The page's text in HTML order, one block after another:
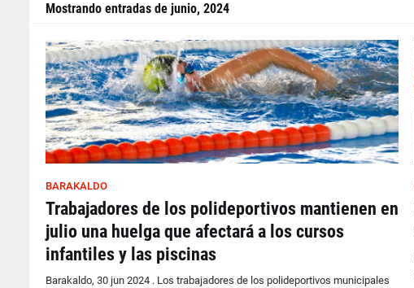
Mostrando entradas de junio, 2024
BARAKALDO
Trabajadores de los polideportivos mantienen en
julio una huelga que afectará a los cursos
infantiles y las piscinas
Barakaldo, 30 jun 2024 . Los trabajadores de los polideportivos municipales